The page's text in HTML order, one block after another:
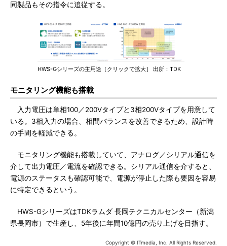
同製品もその指令に追従する。
HWS-Gシリーズの主用途［クリックで拡大］ 出所：TDK
モニタリング機能も搭載
入力電圧は単相100／200Vタイプと3相200Vタイプを用意して
いる。3相入力の場合、相間バランスを改善できるため、設計時
の手間を軽減できる。
モニタリング機能も搭載していて、アナログ／シリアル通信を
介して出力電圧／電流を確認できる。シリアル通信を介すると、
電源のステータスも確認可能で、電源が停止した際も要因を容易
に特定できるという。
HWS-GシリーズはTDKラムダ 長岡テクニカルセンター（新潟
県長岡市）で生産し、5年後に年間10億円の売り上げを目指す。
Copyright © ITmedia, Inc. All Rights Reserved.